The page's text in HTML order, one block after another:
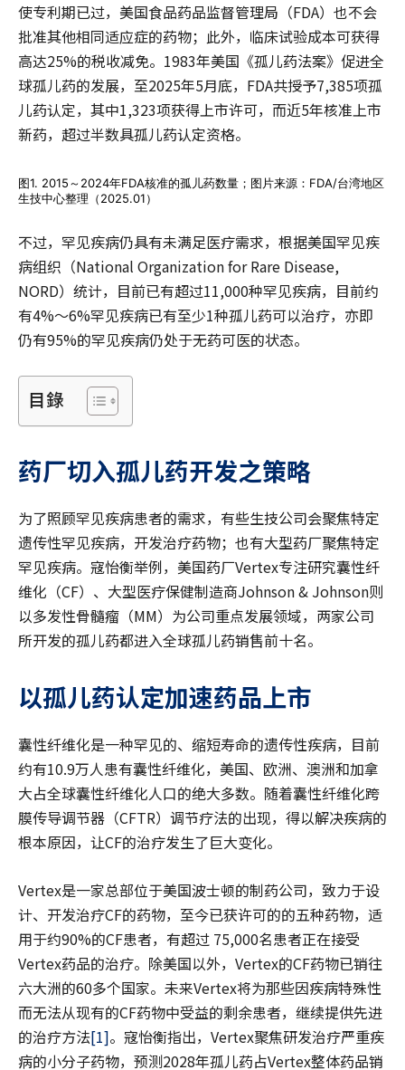
使专利期已过，美国食品药品监督管理局（FDA）也不会
批准其他相同适应症的药物；此外，临床试验成本可获得
高达25%的税收减免。1983年美国《孤儿药法案》促进全
球孤儿药的发展，至2025年5月底，FDA共授予7,385项孤
儿药认定，其中1,323项获得上市许可，而近5年核准上市
新药，超过半数具孤儿药认定资格。
图1. 2015～2024年FDA核准的孤儿药数量；图片来源：FDA/台湾地区
生技中心整理（2025.01）
不过，罕见疾病仍具有未满足医疗需求，根据美国罕见疾
病组织（National Organization for Rare Disease,
NORD）统计，目前已有超过11,000种罕见疾病，目前约
有4%～6%罕见疾病已有至少1种孤儿药可以治疗，亦即
仍有95%的罕见疾病仍处于无药可医的状态。
目錄
药厂切入孤儿药开发之策略
为了照顾罕见疾病患者的需求，有些生技公司会聚焦特定
遗传性罕见疾病，开发治疗药物；也有大型药厂聚焦特定
罕见疾病。寇怡衡举例，美国药厂Vertex专注研究囊性纤
维化（CF）、大型医疗保健制造商Johnson & Johnson则
以多发性骨髓瘤（MM）为公司重点发展领域，两家公司
所开发的孤儿药都进入全球孤儿药销售前十名。
以孤儿药认定加速药品上市
囊性纤维化是一种罕见的、缩短寿命的遗传性疾病，目前
约有10.9万人患有囊性纤维化，美国、欧洲、澳洲和加拿
大占全球囊性纤维化人口的绝大多数。随着囊性纤维化跨
膜传导调节器（CFTR）调节疗法的出现，得以解决疾病的
根本原因，让CF的治疗发生了巨大变化。
Vertex是一家总部位于美国波士顿的制药公司，致力于设
计、开发治疗CF的药物，至今已获许可的的五种药物，适
用于约90%的CF患者，有超过 75,000名患者正在接受
Vertex药品的治疗。除美国以外，Vertex的CF药物已销往
六大洲的60多个国家。未来Vertex将为那些因疾病特殊性
而无法从现有的CF药物中受益的剩余患者，继续提供先进
的治疗方法[1]。寇怡衡指出，Vertex聚焦研发治疗严重疾
病的小分子药物，预测2028年孤儿药占Vertex整体药品销